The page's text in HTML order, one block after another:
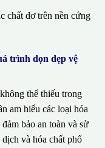
chất dơ trên nền cứng
trình dọn dẹp vệ
thể thiếu trong
am hiểu các loại hóa
bảo an toàn và sử
và hóa chất phổ